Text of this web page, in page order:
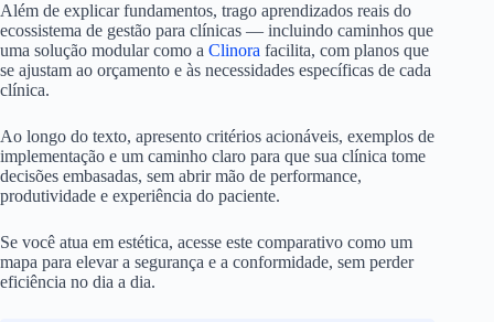
Além de explicar fundamentos, trago aprendizados reais do
ecossistema de gestão para clínicas — incluindo caminhos que
uma solução modular como a Clinora facilita, com planos que
se ajustam ao orçamento e às necessidades específicas de cada
clínica.
Ao longo do texto, apresento critérios acionáveis, exemplos de
implementação e um caminho claro para que sua clínica tome
decisões embasadas, sem abrir mão de performance,
produtividade e experiência do paciente.
Se você atua em estética, acesse este comparativo como um
mapa para elevar a segurança e a conformidade, sem perder
eficiência no dia a dia.